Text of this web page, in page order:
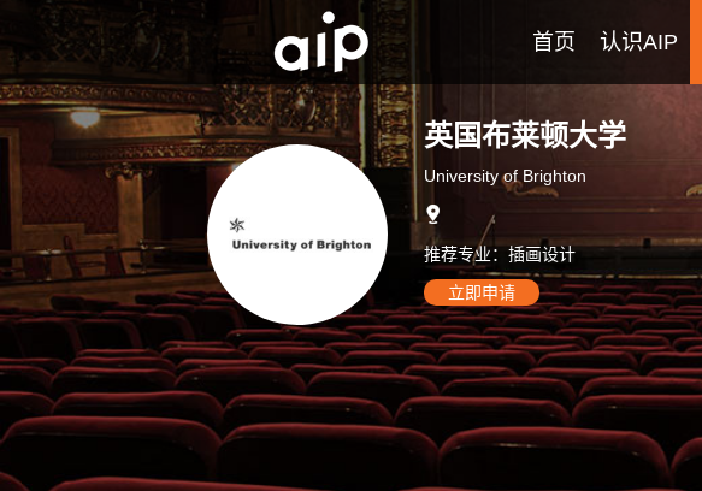
首页 认识AIP
AIP背景及历史介绍 AIP课程
英美艺术高中课程
2026年录取榜
英国布莱顿大学
University of Brighton

推荐专业：插画设计
立即申请